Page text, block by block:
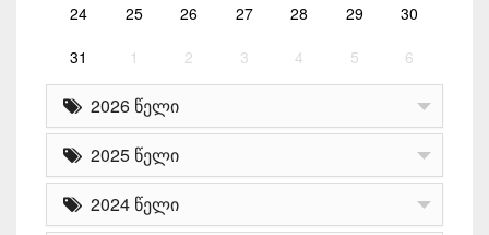
24 25 26 27 28 29 30
31 1 2 3 4 5 6
2026 წელი
2025 წელი
2024 წელი